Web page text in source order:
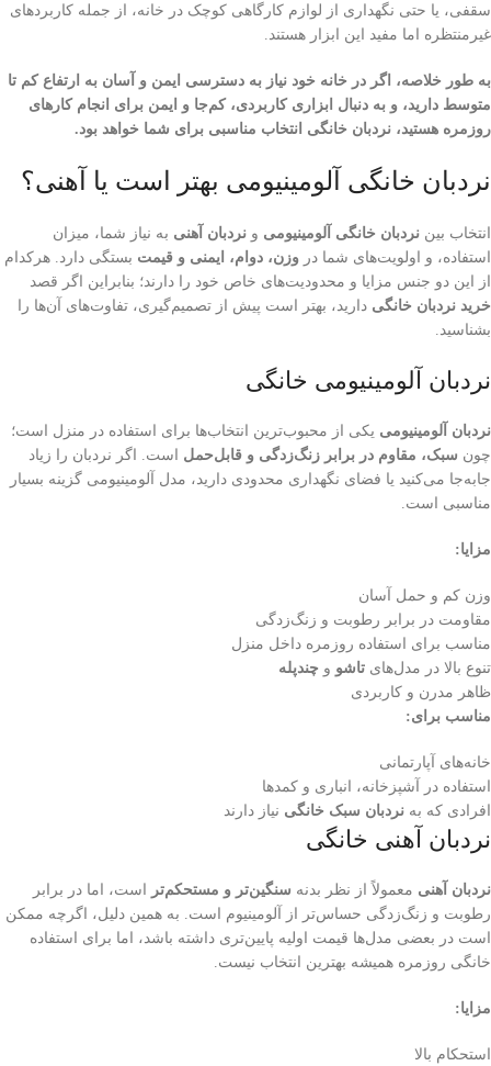
سقفی، یا حتی نگهداری از لوازم کارگاهی کوچک در خانه، از جمله کاربردهای
غیرمنتظره اما مفید این ابزار هستند.
به طور خلاصه، اگر در خانه خود نیاز به دسترسی ایمن و آسان به ارتفاع کم تا
متوسط دارید، و به دنبال ابزاری کاربردی، کم‌جا و ایمن برای انجام کارهای
روزمره هستید، نردبان خانگی انتخاب مناسبی برای شما خواهد بود.
نردبان خانگی آلومینیومی بهتر است یا آهنی؟
انتخاب بین نردبان خانگی آلومینیومی و نردبان آهنی به نیاز شما، میزان
استفاده، و اولویت‌های شما در وزن، دوام، ایمنی و قیمت بستگی دارد. هرکدام
از این دو جنس مزایا و محدودیت‌های خاص خود را دارند؛ بنابراین اگر قصد
خرید نردبان خانگی دارید، بهتر است پیش از تصمیم‌گیری، تفاوت‌های آن‌ها را
بشناسید.
نردبان آلومینیومی خانگی
نردبان آلومینیومی یکی از محبوب‌ترین انتخاب‌ها برای استفاده در منزل است؛
چون سبک، مقاوم در برابر زنگ‌زدگی و قابل‌حمل است. اگر نردبان را زیاد
جابه‌جا می‌کنید یا فضای نگهداری محدودی دارید، مدل آلومینیومی گزینه بسیار
مناسبی است.
مزایا:
وزن کم و حمل آسان
مقاومت در برابر رطوبت و زنگ‌زدگی
مناسب برای استفاده روزمره داخل منزل
تنوع بالا در مدل‌های تاشو و چندپله
ظاهر مدرن و کاربردی
مناسب برای:
خانه‌های آپارتمانی
استفاده در آشپزخانه، انباری و کمدها
افرادی که به نردبان سبک خانگی نیاز دارند
نردبان آهنی خانگی
نردبان آهنی معمولاً از نظر بدنه سنگین‌تر و مستحکم‌تر
است، اما در برابر
رطوبت و زنگ‌زدگی حساس‌تر از آلومینیوم است. به همین دلیل، اگرچه ممکن
است در بعضی مدل‌ها قیمت اولیه پایین‌تری داشته باشد، اما برای استفاده
خانگی روزمره همیشه بهترین انتخاب نیست.
مزایا:
استحکام بالا